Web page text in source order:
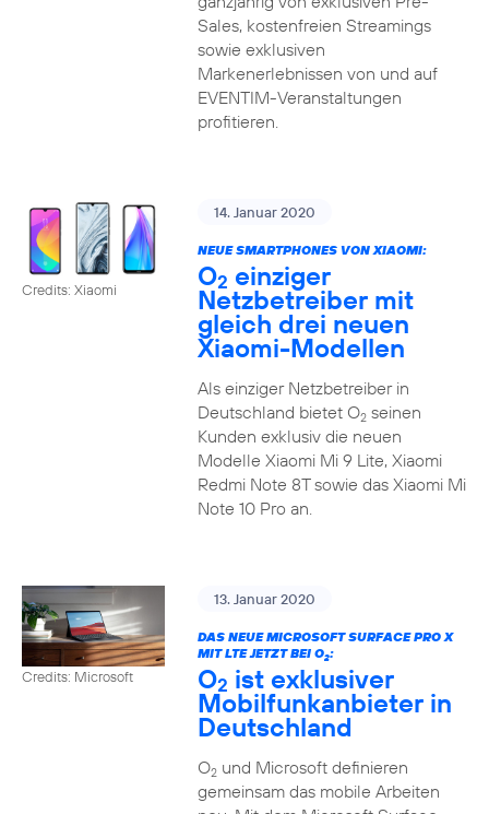
Sales, kostenfreien Streamings
sowie exklusiven
Markenerlebnissen von und auf
EVENTIM-Veranstaltungen
profitieren.
Credits: Xiaomi
14. Januar 2020
NEUE SMARTPHONES VON XIAOMI:
O2 einziger
Netzbetreiber mit
gleich drei neuen
Xiaomi-Modellen
Als einziger Netzbetreiber in
Deutschland bietet O2seinen
Kunden exklusiv die neuen
Modelle Xiaomi Mi 9 Lite, Xiaomi
Redmi Note 8T sowie das Xiaomi Mi
Note 10 Pro an.
Credits: Microsoft
13. Januar 2020
DAS NEUE MICROSOFT SURFACE PRO X
MIT LTE JETZT BEI O2:
O2 ist exklusiver
Mobilfunkanbieter in
Deutschland
O2und Microsoft definieren
gemeinsam das mobile Arbeiten